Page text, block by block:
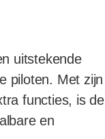
uitstekende
piloten. Met zijn
functies, is de
en